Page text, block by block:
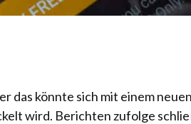
das könnte sich mit einem
wird. Berichten zufolge